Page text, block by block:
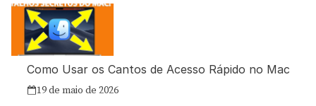
Como Usar os Cantos de Acesso Rápido no Mac
19 de maio de 2026